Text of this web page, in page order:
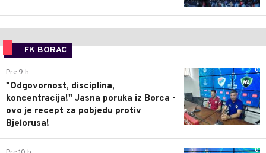
FK BORAC
0
Pre 9 h
"Odgovornost, disciplina,
koncentracija!" Jasna poruka iz Borca -
ovo je recept za pobjedu protiv
Bjelorusa!
0